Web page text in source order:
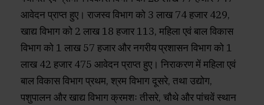
आवेदन प्राप्त हुए। राजस्व विभाग को 3 लाख 74 हजार 429,
खाद्य विभाग को 2 लाख 18 हजार 113, महिला एवं बाल विकास
विभाग को 1 लाख 57 हजार और नगरीय प्रशासन विभाग को 1
लाख 42 हजार 475 आवेदन प्राप्त हुए। निराकरण में महिला एवं
बाल विकास विभाग प्रथम, श्रम विभाग दूसरे, तथा उद्योग,
पशुपालन और खाद्य विभाग क्रमशः तीसरे, चौथे और पांचवें स्थान